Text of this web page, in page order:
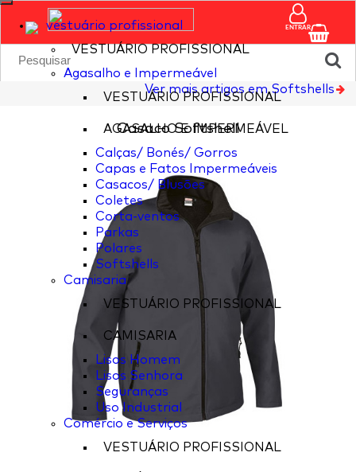
vestuário profissional
VESTUÁRIO PROFISSIONAL
Agasalho e Impermeável
VESTUÁRIO PROFISSIONAL
AGASALHO E IMPERMEÁVEL
Calças/ Bonés/ Gorros
Capas e Fatos Impermeáveis
Casacos/ Blusões
Coletes
Corta-ventos
Parkas
Polares
Softshells
Camisaria
VESTUÁRIO PROFISSIONAL
CAMISARIA
Lisos Homem
Lisos Senhora
Seguranças
Uso Industrial
Comércio e Serviços
VESTUÁRIO PROFISSIONAL
ENTRAR
Ver mais artigos em Softshells
Casaco Softshell